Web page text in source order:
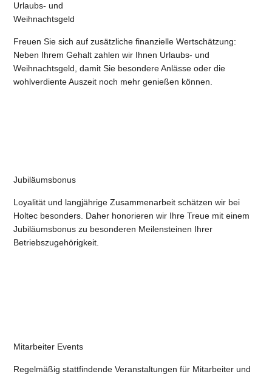
Urlaubs- und
Weihnachtsgeld
Freuen Sie sich auf zusätzliche finanzielle Wertschätzung:
Neben Ihrem Gehalt zahlen wir Ihnen Urlaubs- und
Weihnachtsgeld, damit Sie besondere Anlässe oder die
wohlverdiente Auszeit noch mehr genießen können.
Jubiläumsbonus
Loyalität und langjährige Zusammenarbeit schätzen wir bei
Holtec besonders. Daher honorieren wir Ihre Treue mit einem
Jubiläumsbonus zu besonderen Meilensteinen Ihrer
Betriebszugehörigkeit.
Mitarbeiter Events
Regelmäßig stattfindende Veranstaltungen für Mitarbeiter und